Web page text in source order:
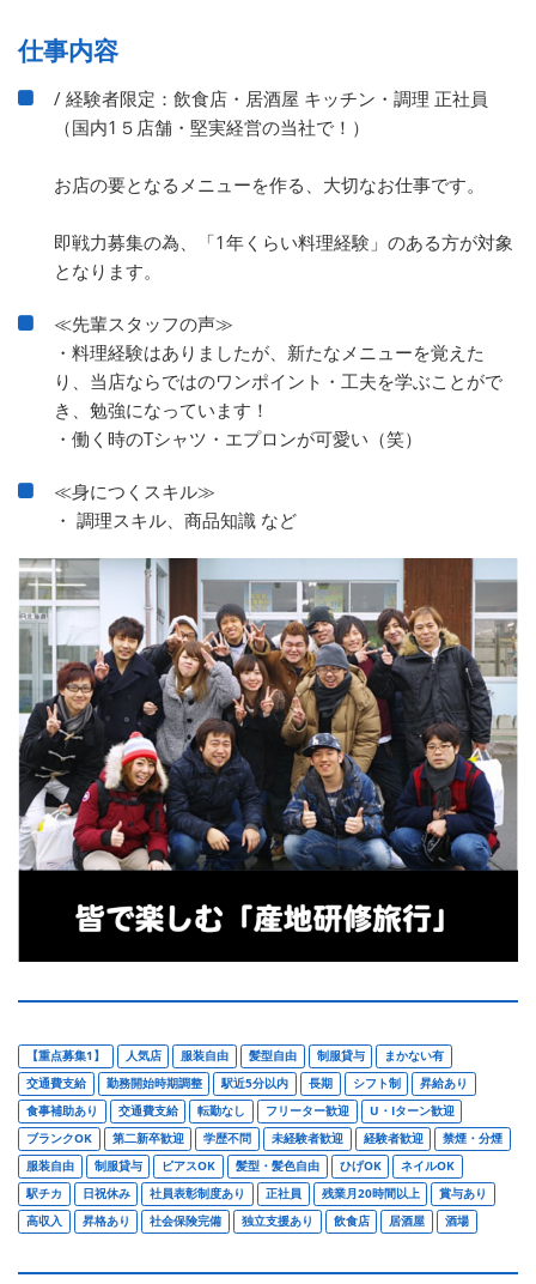
仕事内容
/ 経験者限定：飲食店・居酒屋 キッチン・調理 正社員
（国内1５店舗・堅実経営の当社で！）
お店の要となるメニューを作る、大切なお仕事です。
即戦力募集の為、「1年くらい料理経験」のある方が対象
となります。
≪先輩スタッフの声≫
・料理経験はありましたが、新たなメニューを覚えた
り、当店ならではのワンポイント・工夫を学ぶことがで
き、勉強になっています！
・働く時のTシャツ・エプロンが可愛い（笑）
≪身につくスキル≫
・ 調理スキル、商品知識 など
【重点募集1】 人気店 服装自由 髪型自由 制服貸与
まかない有
交通費支給
勤務開始時期調整 駅近5分以内 長期 シフト制
昇給あり
食事補助あり
交通費支給 転勤なし フリーター歓迎
U・Iターン歓迎
ブランクOK
第二新卒歓迎 学歴不問 未経験者歓迎 経験者歓迎
禁煙・分煙
服装自由
制服貸与 ピアスOK 髪型・髪色自由 ひげOK
ネイルOK
駅チカ
日祝休み 社員表彰制度あり 正社員 残業月20時間以上
賞与あり
高収入
昇格あり 社会保険完備 独立支援あり 飲食店 居酒屋 酒場